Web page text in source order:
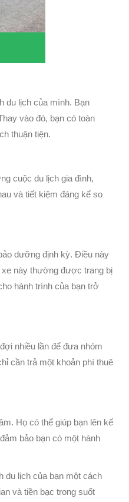
du lịch của mình. Bạn
vào đó, bạn có toàn
thuận tiện.
cuộc du lịch gia đình,
và tiết kiệm đáng kể so
dưỡng định kỳ. Điều này
xe này thường được trang bị
hành trình của bạn trở
nhiều lần để đưa nhóm
cần trả một khoản phí thuê
Họ có thể giúp bạn lên kế
bảo bạn có một hành
du lịch của bạn một cách
và tiền bạc trong suốt